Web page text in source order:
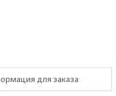
для заказа